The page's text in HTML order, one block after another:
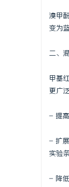
溴甲
变为
二、
甲基
更广
- 提高
- 扩
实验
- 降